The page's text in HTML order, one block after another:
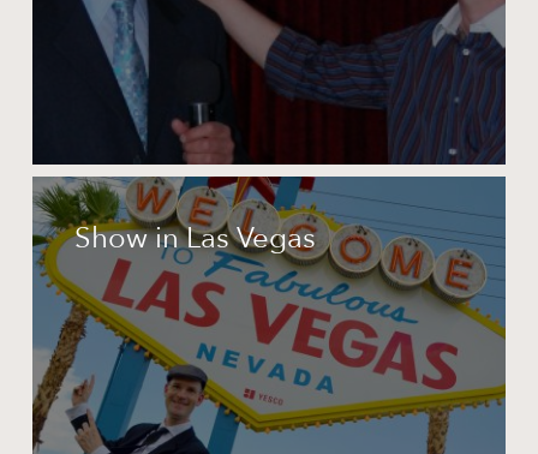
Show
in
Las
Vegas
Show in Las Vegas